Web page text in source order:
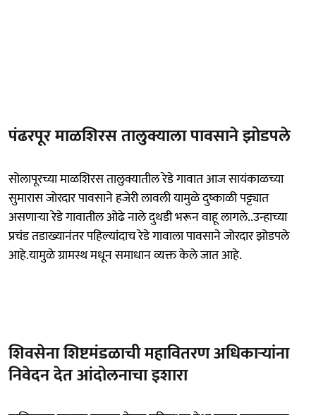
पंढरपूर माळशिरस तालुक्याला पावसाने झोडपले
सोलापूरच्या माळशिरस तालुक्यातील रेडे गावात आज सायंकाळच्या
सुमारास जोरदार पावसाने हजेरी लावली यामुळे दुष्काळी पट्ट्यात
असणाऱ्या रेडे गावातील ओढे नाले दुथडी भरून वाहू लागले..उन्हाच्या
प्रचंड तडाख्यानंतर पहिल्यांदाच रेडे गावाला पावसाने जोरदार झोडपले
आहे.यामुळे ग्रामस्थ मधून समाधान व्यक्त केले जात आहे.
शिवसेना शिष्टमंडळाची महावितरण अधिकाऱ्यांना
निवेदन देत आंदोलनाचा इशारा